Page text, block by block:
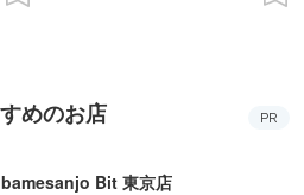
めのお店 PR
Bit 東京店